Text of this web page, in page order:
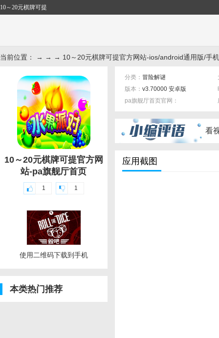
10～20元棋牌可提
当前位置： → → → 10～20元棋牌可提官方网站-ios/android通用版/手
10～20元棋牌可提官方网
站-pa旗舰厅首页
1 1
使用二维码下载到手机
本类热门推荐
分类： 冒险解谜
版本： v3.70000 安卓版
pa旗舰厅首页官网：
看
应用截图